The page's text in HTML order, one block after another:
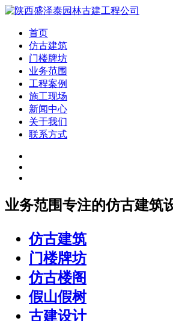
首页
仿古建筑
门楼牌坊
业务范围
工程案例
施工现场
新闻中心
关于我们
联系方式
业务范围专注的仿古建筑
仿古建筑
门楼牌坊
仿古楼阁
假山假树
古建设计